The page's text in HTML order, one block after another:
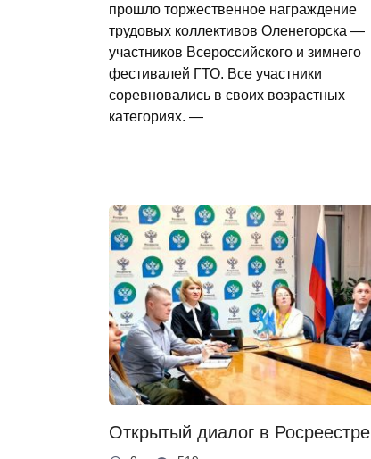
прошло торжественное награждение
трудовых коллективов Оленегорска —
участников Всероссийского и зимнего
фестивалей ГТО. Все участники
соревновались в своих возрастных
категориях. —
Открытый диалог в Росреестре